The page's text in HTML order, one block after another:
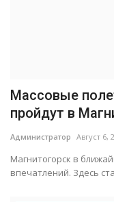
Массовые
пройдут в
Администратор Август 6,
Магнитогорск в
впечатлений. Здесь